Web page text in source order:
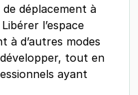
de déplacement à
l’espace
à d’autres modes
tout en
ayant